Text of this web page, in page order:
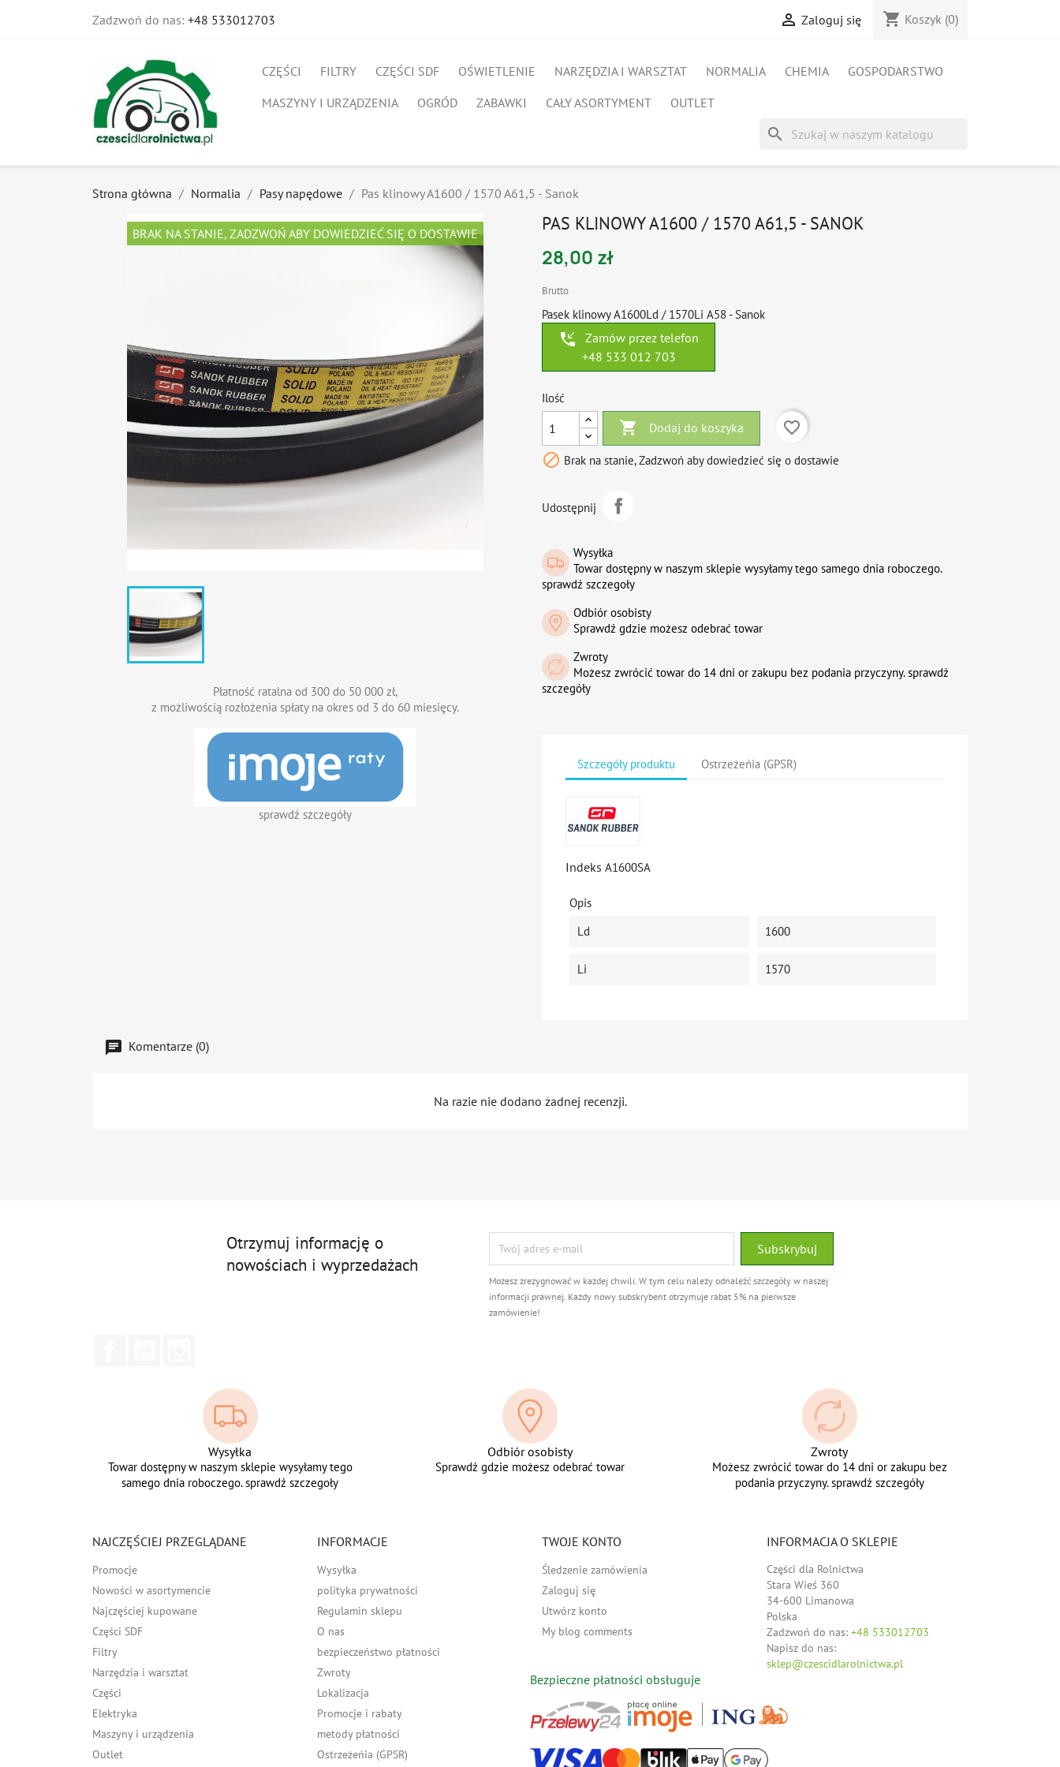
Zadzwoń do nas: +48 533012703  Zaloguj się shopping_cart Koszyk (0)
CZĘŚCI FILTRY CZĘŚCI SDF OŚWIETLENIE NARZĘDZIA I WARSZTAT NORMALIA CHEMIA
GOSPODARSTWO
MASZYNY I URZĄDZENIA
OGRÓD ZABAWKI CAŁY ASORTYMENT OUTLET
search
Strona główna Normalia Pasy napędowe Pas klinowy A1600 / 1570 A61,5 - Sanok
BRAK NA STANIE, ZADZWOŃ ABY DOWIEDZIEĆ SIĘ O DOSTAWIE
Płatność ratalna od 300 do 50 000 zł,
z możliwością rozłożenia spłaty na okres od 3 do 60 miesięcy.
sprawdź szczegóły
PAS KLINOWY A1600 / 1570 A61,5 - SANOK
28,00 zł
Brutto
Pasek klinowy A1600Ld / 1570Li A58 - Sanok
phone_callback
Zamów przez telefon
+48 533 012 703
Ilość
 Dodaj do koszyka
favorite_border
 Brak na stanie, Zadzwoń aby dowiedzieć się o dostawie
Udostępnij
Wysyłka
Towar dostępny w naszym sklepie wysyłamy tego samego dnia roboczego.
sprawdź szczegoły
Odbiór osobisty
Sprawdź gdzie możesz odebrać towar
Zwroty
Możesz zwrócić towar do 14 dni or zakupu bez podania przyczyny. sprawdź
szczegóły
Szczegóły produktu Ostrzeżeńia (GPSR)
Indeks A1600SA
Opis
Ld
1600
Li 1570
Komentarze (0)
Na razie nie dodano żadnej recenzji.
Otrzymuj informację o
nowościach i wyprzedażach
Możesz zrezygnować w każdej chwili. W tym celu należy odnaleźć szczegóły w naszej
informacji prawnej. Każdy nowy subskrybent otrzymuje rabat 5% na pierwsze
zamówienie!
Wysyłka
Towar dostępny w naszym sklepie wysyłamy tego
samego dnia roboczego. sprawdź szczegoły
Odbiór osobisty
Sprawdź gdzie możesz odebrać towar
Zwroty
Możesz zwrócić towar do 14 dni or zakupu bez
podania przyczyny. sprawdź szczegóły
NAJCZĘŚCIEJ PRZEGLĄDANE
Promocje
Nowości w asortymencie
Najczęściej kupowane
Części SDF
Filtry
Narzędzia i warsztat
Części
Elektryka
Maszyny i urządzenia
Outlet
INFORMACJE
Wysyłka
polityka prywatności
Regulamin sklepu
O nas
bezpieczeństwo płatności
Zwroty
Lokalizacja
Promocje i rabaty
metody płatności
Ostrzeżeńia (GPSR)
TWOJE KONTO
Śledzenie zamówienia
Zaloguj się
Utwórz konto
My blog comments
INFORMACJA O SKLEPIE
Części dla Rolnictwa
Stara Wieś 360
34-600 Limanowa
Polska
Zadzwoń do nas: +48 533012703
Napisz do nas:
sklep@czescidlarolnictwa.pl
Bezpieczne płatności obsługuje